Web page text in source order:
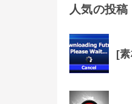
人気の投稿
[